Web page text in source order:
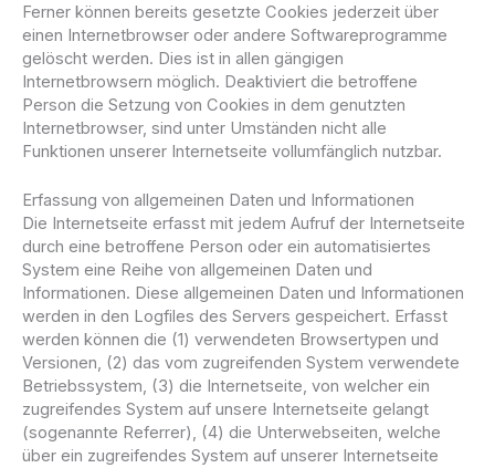
Ferner können bereits gesetzte Cookies jederzeit über
einen Internetbrowser oder andere Softwareprogramme
gelöscht werden. Dies ist in allen gängigen
Internetbrowsern möglich. Deaktiviert die betroffene
Person die Setzung von Cookies in dem genutzten
Internetbrowser, sind unter Umständen nicht alle
Funktionen unserer Internetseite vollumfänglich nutzbar.
Erfassung von allgemeinen Daten und Informationen
Die Internetseite erfasst mit jedem Aufruf der Internetseite
durch eine betroffene Person oder ein automatisiertes
System eine Reihe von allgemeinen Daten und
Informationen. Diese allgemeinen Daten und Informationen
werden in den Logfiles des Servers gespeichert. Erfasst
werden können die (1) verwendeten Browsertypen und
Versionen, (2) das vom zugreifenden System verwendete
Betriebssystem, (3) die Internetseite, von welcher ein
zugreifendes System auf unsere Internetseite gelangt
(sogenannte Referrer), (4) die Unterwebseiten, welche
über ein zugreifendes System auf unserer Internetseite